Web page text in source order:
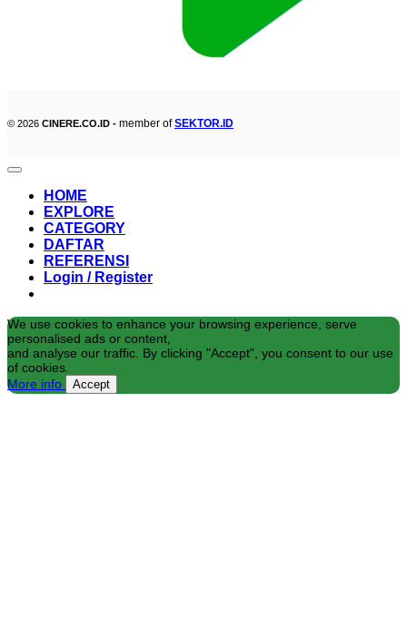
© 2026 CINERE.CO.ID - member ofSEKTOR.ID
HOME
EXPLORE
CATEGORY
DAFTAR
REFERENSI
Login / Register
We use cookies to enhance your browsing experience, serve
personalised ads or content,
and analyse our traffic. By clicking "Accept", you consent to our use
of cookies.
More info
Accept